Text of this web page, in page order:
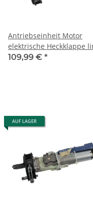
Antriebseinheit Motor
elektrische Heckklappe
3C9827383F VW Passat 3C
109,99 € *
AUF LAGER